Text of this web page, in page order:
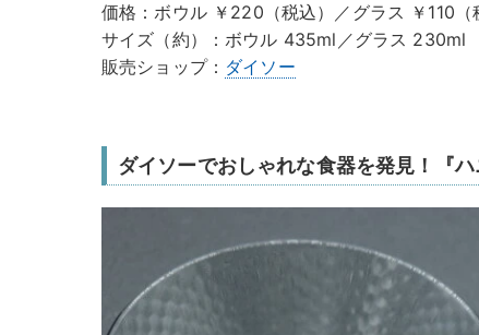
価格：ボウル ￥220（税込）／グラス ￥110（
サイズ（約）：ボウル 435ml／グラス 230ml
販売ショップ： ダイソー
ダイソーでおしゃれな食器を発見！『